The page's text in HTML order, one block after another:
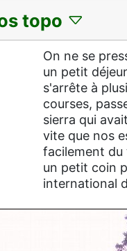
topo
On ne se
un petit
s'arrête à
courses,
sierra qui
vite que nos
facilement du
un petit coin
international